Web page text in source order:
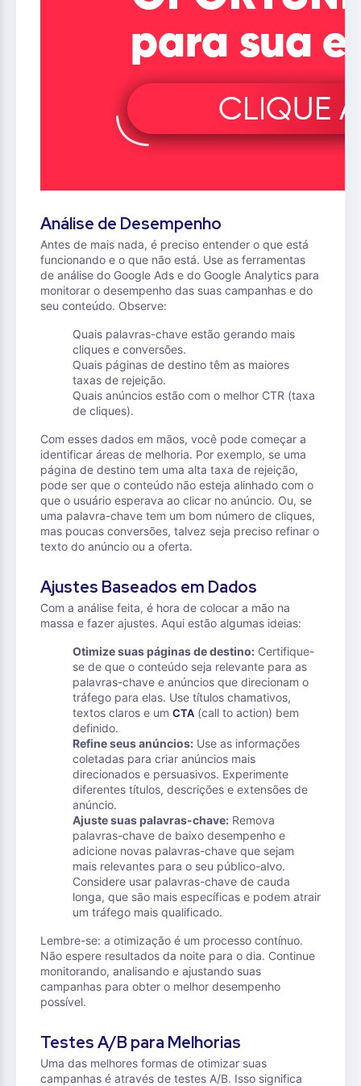
Análise de Desempenho
Antes de mais nada, é preciso entender o que está
funcionando e o que não está. Use as ferramentas
de análise do Google Ads e do Google Analytics para
monitorar o desempenho das suas campanhas e do
seu conteúdo. Observe:
Quais palavras-chave estão gerando mais
cliques e conversões.
Quais páginas de destino têm as maiores
taxas de rejeição.
Quais anúncios estão com o melhor CTR (taxa
de cliques).
Com esses dados em mãos, você pode começar a
identificar áreas de melhoria. Por exemplo, se uma
página de destino tem uma alta taxa de rejeição,
pode ser que o conteúdo não esteja alinhado com o
que o usuário esperava ao clicar no anúncio. Ou, se
uma palavra-chave tem um bom número de cliques,
mas poucas conversões, talvez seja preciso refinar o
texto do anúncio ou a oferta.
Ajustes Baseados em Dados
Com a análise feita, é hora de colocar a mão na
massa e fazer ajustes. Aqui estão algumas ideias:
Otimize suas páginas de destino: Certifique-
se de que o conteúdo seja relevante para as
palavras-chave e anúncios que direcionam o
tráfego para elas. Use títulos chamativos,
textos claros e um CTA (call to action) bem
definido.
Refine seus anúncios: Use as informações
coletadas para criar anúncios mais
direcionados e persuasivos. Experimente
diferentes títulos, descrições e extensões de
anúncio.
Ajuste suas palavras-chave: Remova
palavras-chave de baixo desempenho e
adicione novas palavras-chave que sejam
mais relevantes para o seu público-alvo.
Considere usar palavras-chave de cauda
longa, que são mais específicas e podem atrair
um tráfego mais qualificado.
Lembre-se: a otimização é um processo contínuo.
Não espere resultados da noite para o dia. Continue
monitorando, analisando e ajustando suas
campanhas para obter o melhor desempenho
possível.
Testes A/B para Melhorias
Uma das melhores formas de otimizar suas
campanhas é através de testes A/B. Isso significa